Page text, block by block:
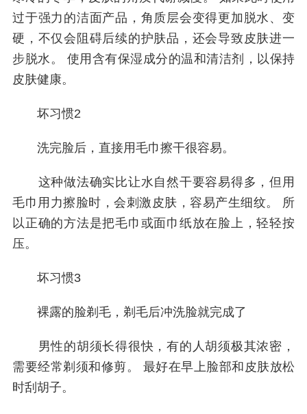
过于强力的洁面产品，角质层会变得更加脱水、变
硬，不仅会阻碍后续的护肤品，还会导致皮肤进一
步脱水。 使用含有保湿成分的温和清洁剂，以保持
皮肤健康。
坏习惯2
洗完脸后，直接用毛巾擦干很容易。
这种做法确实比让水自然干要容易得多，但用
毛巾用力擦脸时，会刺激皮肤，容易产生细纹。 所
以正确的方法是把毛巾或面巾纸放在脸上，轻轻按
压。
坏习惯3
裸露的脸剃毛，剃毛后冲洗脸就完成了
男性的胡须长得很快，有的人胡须极其浓密，
需要经常剃须和修剪。 最好在早上脸部和皮肤放松
时刮胡子。